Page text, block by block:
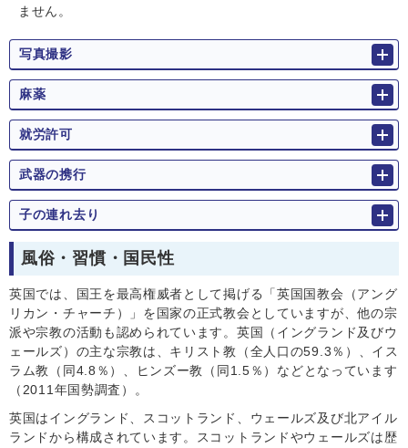
ません。
写真撮影
麻薬
就労許可
武器の携行
子の連れ去り
風俗・習慣・国民性
英国では、国王を最高権威者として掲げる「英国国教会（アング
リカン・チャーチ）」を国家の正式教会としていますが、他の宗
派や宗教の活動も認められています。英国（イングランド及びウ
ェールズ）の主な宗教は、キリスト教（全人口の59.3％）、イス
ラム教（同4.8％）、ヒンズー教（同1.5％）などとなっています
（2011年国勢調査）。
英国はイングランド、スコットランド、ウェールズ及び北アイル
ランドから構成されています。スコットランドやウェールズは歴